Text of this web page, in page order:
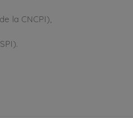
la CNCPI),